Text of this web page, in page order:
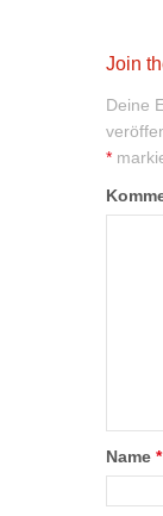
Join
Deine
*
Name *